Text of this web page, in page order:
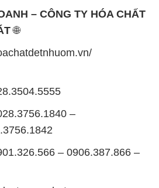
– CÔNG TY HÓA CHẤT
🌐
–
– 0906.387.866 –